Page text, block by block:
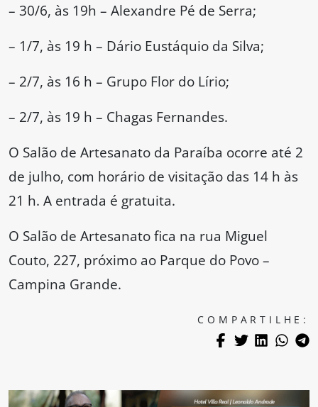
– 30/6, às 19h – Alexandre Pé de Serra;
– 1/7, às 19 h – Dário Eustáquio da Silva;
– 2/7, às 16 h – Grupo Flor do Lírio;
– 2/7, às 19 h – Chagas Fernandes.
O Salão de Artesanato da Paraíba ocorre até 2
de julho, com horário de visitação das 14 h às
21 h. A entrada é gratuita.
O Salão de Artesanato fica na rua Miguel
Couto, 227, próximo ao Parque do Povo –
Campina Grande.
COMPARTILHE: